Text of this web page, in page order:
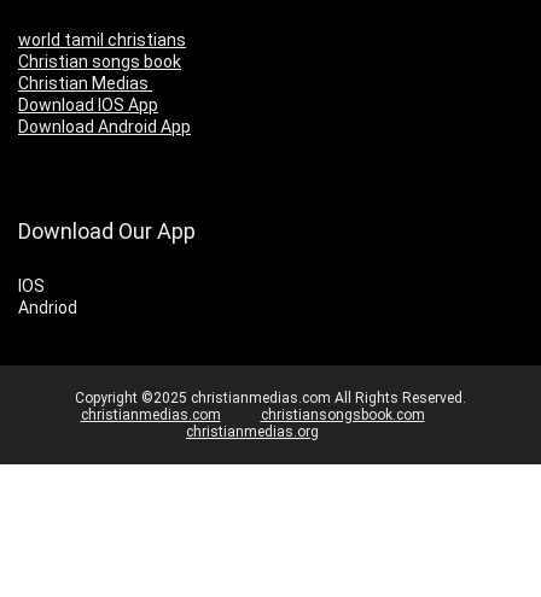
world tamil christians
Christian songs book
Christian Medias
Download IOS App
Download Android App
Download Our App
IOS
Andriod
Copyright ©2025 christianmedias.com All Rights Reserved.
christianmedias.com
christiansongsbook.com
christianmedias.org